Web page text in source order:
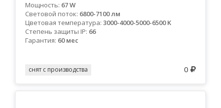
Мощность: 67 W
Световой поток: 6800-7100 лм
Цветовая температура: 3000-4000-5000-6500 K
Степень защиты IP: 66
Гарантия: 60 мес
0
снят с производства